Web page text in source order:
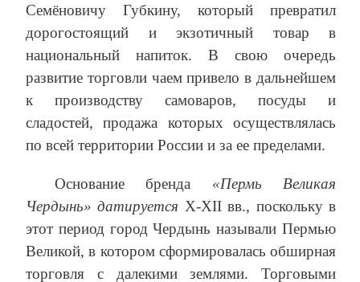
Семёновичу Губкину, который превратил
дорогостоящий и экзотичный товар в
национальный напиток. В свою очередь
развитие торговли чаем привело в дальнейшем
к производству самоваров, посуды и
сладостей, продажа которых осуществлялась
по всей территории России и за ее пределами.
Основание бренда «Пермь Великая
Чердынь» датируется X-XII вв., поскольку в
этот период город Чердынь называли Пермью
Великой, в котором сформировалась обширная
торговля с далекими землями. Торговыми